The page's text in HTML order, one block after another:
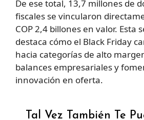
De ese total, 13,7 millones de
fiscales se vincularon
COP 2,4 billones en valor. Esta
destaca cómo el Black Friday
hacia categorías de alto
balances empresariales y
innovación en oferta.
Tal Vez También Te